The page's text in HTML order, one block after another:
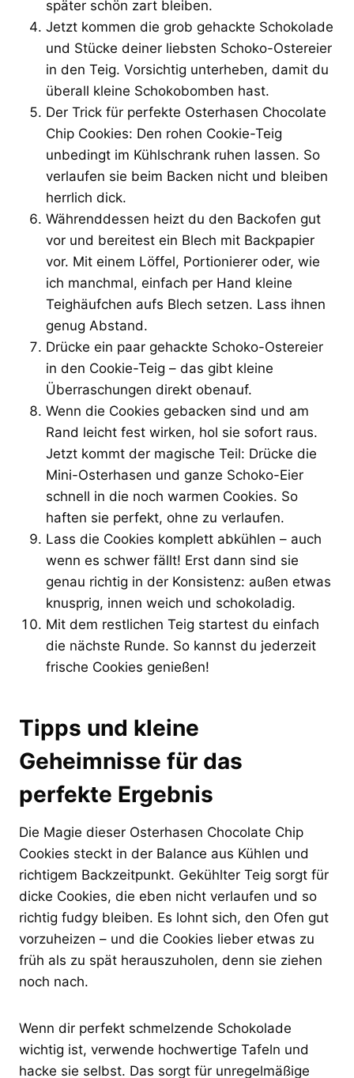
später schön zart bleiben.
Jetzt kommen die grob gehackte Schokolade
und Stücke deiner liebsten Schoko-Ostereier
in den Teig. Vorsichtig unterheben, damit du
überall kleine Schokobomben hast.
Der Trick für perfekte Osterhasen Chocolate
Chip Cookies: Den rohen Cookie-Teig
unbedingt im Kühlschrank ruhen lassen. So
verlaufen sie beim Backen nicht und bleiben
herrlich dick.
Währenddessen heizt du den Backofen gut
vor und bereitest ein Blech mit Backpapier
vor. Mit einem Löffel, Portionierer oder, wie
ich manchmal, einfach per Hand kleine
Teighäufchen aufs Blech setzen. Lass ihnen
genug Abstand.
Drücke ein paar gehackte Schoko-Ostereier
in den Cookie-Teig – das gibt kleine
Überraschungen direkt obenauf.
Wenn die Cookies gebacken sind und am
Rand leicht fest wirken, hol sie sofort raus.
Jetzt kommt der magische Teil: Drücke die
Mini-Osterhasen und ganze Schoko-Eier
schnell in die noch warmen Cookies. So
haften sie perfekt, ohne zu verlaufen.
Lass die Cookies komplett abkühlen – auch
wenn es schwer fällt! Erst dann sind sie
genau richtig in der Konsistenz: außen etwas
knusprig, innen weich und schokoladig.
Mit dem restlichen Teig startest du einfach
die nächste Runde. So kannst du jederzeit
frische Cookies genießen!
Tipps und kleine
Geheimnisse für das
perfekte Ergebnis
Die Magie dieser Osterhasen Chocolate Chip
Cookies steckt in der Balance aus Kühlen und
richtigem Backzeitpunkt. Gekühlter Teig sorgt für
dicke Cookies, die eben nicht verlaufen und so
richtig fudgy bleiben. Es lohnt sich, den Ofen gut
vorzuheizen – und die Cookies lieber etwas zu
früh als zu spät herauszuholen, denn sie ziehen
noch nach.
Wenn dir perfekt schmelzende Schokolade
wichtig ist, verwende hochwertige Tafeln und
hacke sie selbst. Das sorgt für unregelmäßige